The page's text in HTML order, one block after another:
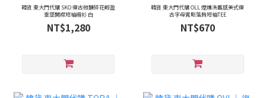
韓貨 東大門代購 SKO 復古微醺碎花輕盈
垂墜開襟短袖襯衫 白
NT$1,280
韓貨 東大門代購 OLL 煙燻洗舊感美式復
古字母寬鬆落肩短袖TEE
NT$670